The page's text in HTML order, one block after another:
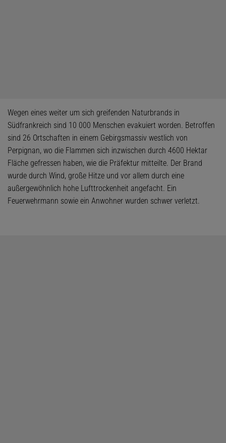
Wegen eines weiter um sich greifenden Naturbrands in
Südfrankreich sind 10 000 Menschen evakuiert worden. Betroffen
sind 26 Ortschaften in einem Gebirgsmassiv westlich von
Perpignan, wo die Flammen sich inzwischen durch 4600 Hektar
Fläche gefressen haben, wie die Präfektur mitteilte. Der Brand
wurde durch Wind, große Hitze und vor allem durch eine
außergewöhnlich hohe Lufttrockenheit angefacht. Ein
Feuerwehrmann sowie ein Anwohner wurden schwer verletzt.